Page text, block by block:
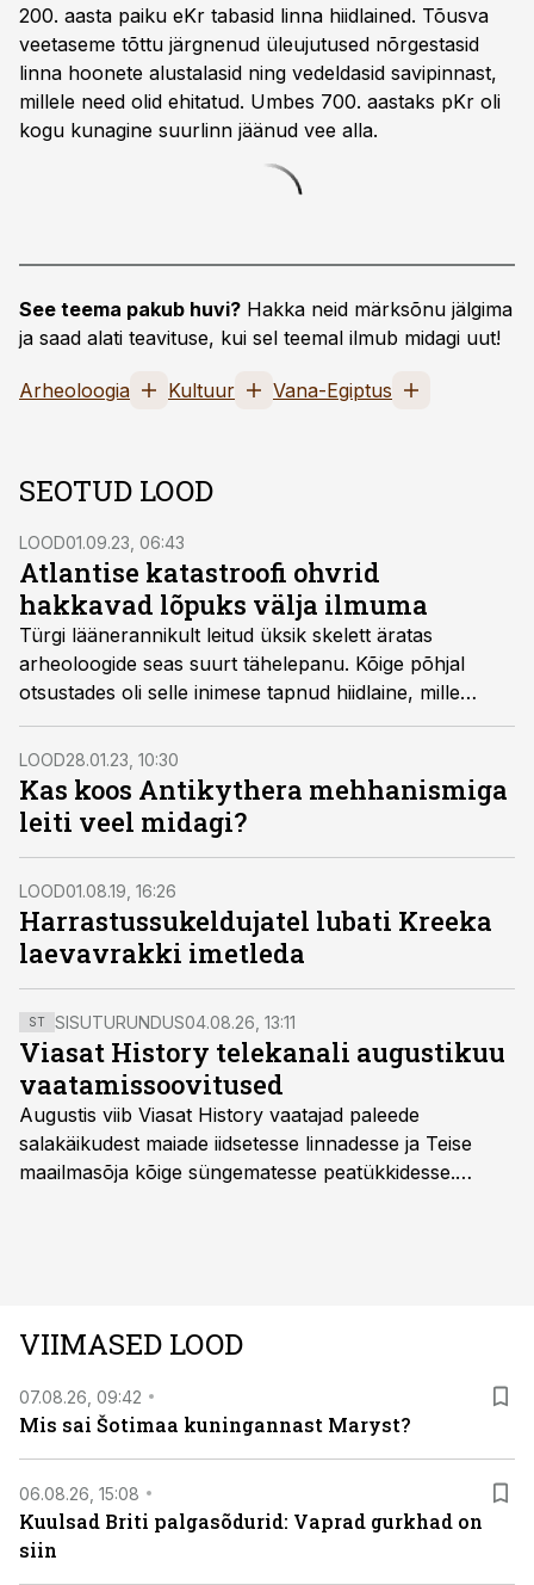
200. aasta paiku eKr tabasid linna hiidlained. Tõusva
veetaseme tõttu järgnenud üleujutused nõrgestasid
linna hoonete alus­talasid ning vedeldasid savipinnast,
millele need olid ehitatud. Umbes 700. aastaks pKr oli
kogu kunagine suurlinn jäänud vee alla.
See teema pakub huvi? Hakka neid märksõnu jälgima
ja saad alati teavituse, kui sel teemal ilmub midagi uut!
Arheoloogia Kultuur Vana-Egiptus
SEOTUD LOOD
LOOD01.09.23, 06:43
Atlantise katastroofi ohvrid
hakkavad lõpuks välja ilmuma
Türgi läänerannikult leitud üksik skelett äratas
arheoloogide seas suurt tähelepanu. Kõige põhjal
otsustades oli selle inimese tapnud hiidlaine, mille
põhjustas vanaaja kõige suurem looduskatastroof:
vulkaanipurse Thera saarel.
LOOD28.01.23, 10:30
Kas koos Antikythera mehhanismiga
leiti veel midagi?
LOOD01.08.19, 16:26
Harrastussukeldujatel lubati Kreeka
laevavrakki imetleda
ST SISUTURUNDUS04.08.26, 13:11
Viasat History telekanali augustikuu
vaatamissoovitused
Augustis viib Viasat History vaatajad paleede
salakäikudest maiade iidsetesse linnadesse ja Teise
maailmasõja kõige süngematesse peatükkidesse.
viasathistory.eu/ee
VIIMASED LOOD
07.08.26, 09:42
Mis sai Šotimaa kuningannast Maryst?
06.08.26, 15:08
Kuulsad Briti palgasõdurid: Vaprad gurkhad on
siin